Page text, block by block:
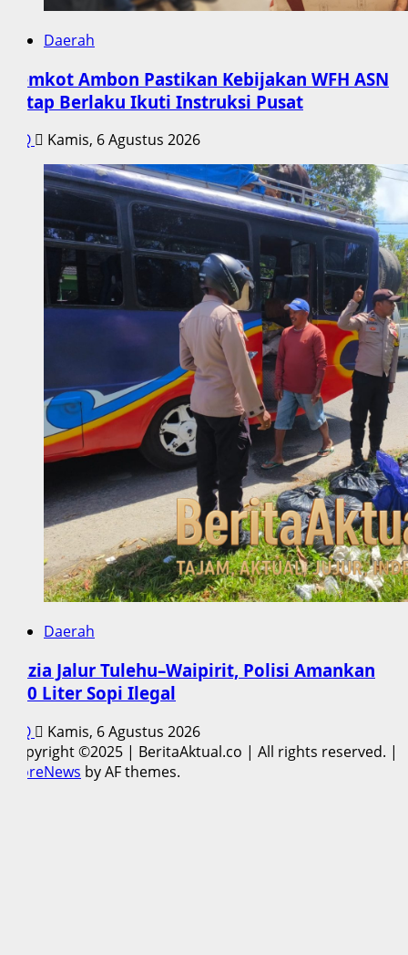
Daerah
Pemkot Ambon Pastikan Kebijakan WFH ASN
Tetap Berlaku Ikuti Instruksi Pusat
Q Kamis, 6 Agustus 2026
Daerah
Razia Jalur Tulehu–Waipirit, Polisi Amankan
170 Liter Sopi Ilegal
Q
Kamis, 6 Agustus 2026
Copyright ©2025 | BeritaAktual.co | All rights reserved. |
MoreNews by AF themes.